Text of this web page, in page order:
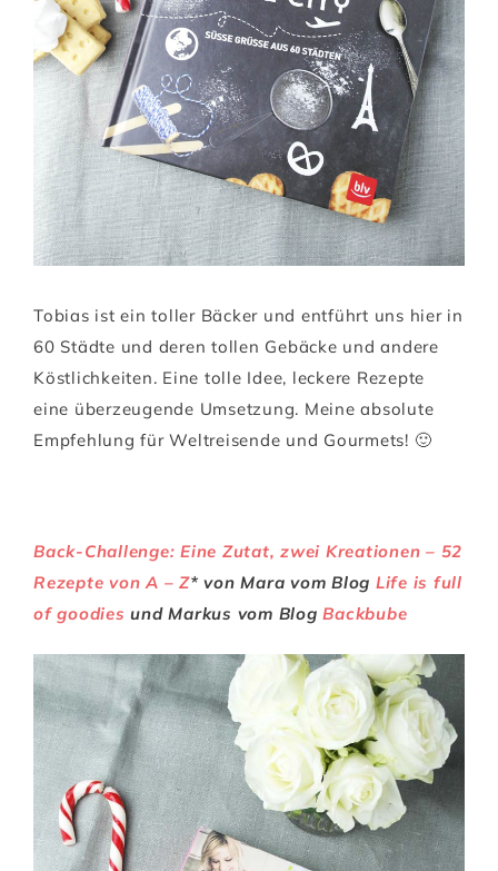
Tobias ist ein toller Bäcker und entführt uns hier in
60 Städte und deren tollen Gebäcke und andere
Köstlichkeiten. Eine tolle Idee, leckere Rezepte
eine überzeugende Umsetzung. Meine absolute
Empfehlung für Weltreisende und Gourmets! 🙂
Back-Challenge: Eine Zutat, zwei Kreationen – 52
Rezepte von A – Z* von Mara vom Blog Life is full
of goodies und Markus vom BlogBackbube